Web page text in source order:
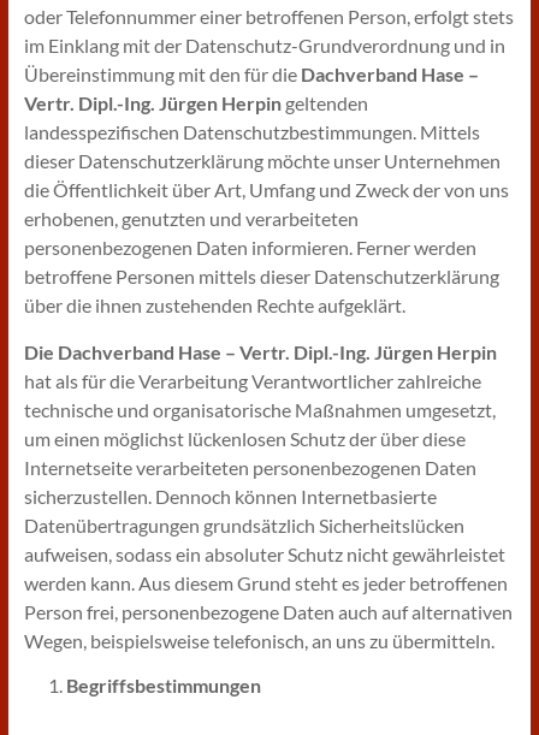
oder Telefonnummer einer betroffenen Person, erfolgt stets
im Einklang mit der Datenschutz-Grundverordnung und in
Übereinstimmung mit den für die Dachverband Hase –
Vertr. Dipl.-Ing. Jürgen Herpingeltenden
landesspezifischen Datenschutzbestimmungen. Mittels
dieser Datenschutzerklärung möchte unser Unternehmen
die Öffentlichkeit über Art, Umfang und Zweck der von uns
erhobenen, genutzten und verarbeiteten
personenbezogenen Daten informieren. Ferner werden
betroffene Personen mittels dieser Datenschutzerklärung
über die ihnen zustehenden Rechte aufgeklärt.
Die Dachverband Hase – Vertr. Dipl.-Ing. Jürgen Herpin
hat als für die Verarbeitung Verantwortlicher zahlreiche
technische und organisatorische Maßnahmen umgesetzt,
um einen möglichst lückenlosen Schutz der über diese
Internetseite verarbeiteten personenbezogenen Daten
sicherzustellen. Dennoch können Internetbasierte
Datenübertragungen grundsätzlich Sicherheitslücken
aufweisen, sodass ein absoluter Schutz nicht gewährleistet
werden kann. Aus diesem Grund steht es jeder betroffenen
Person frei, personenbezogene Daten auch auf alternativen
Wegen, beispielsweise telefonisch, an uns zu übermitteln.
Begriffsbestimmungen